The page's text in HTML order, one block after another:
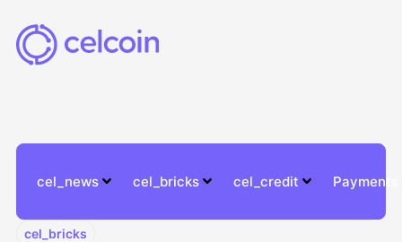
cel_news cel_bricks cel_credit Payments
cel_bricks